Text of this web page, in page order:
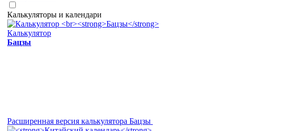
Калькуляторы и календари
Калькулятор
Бацзы
Расширенная версия калькулятора Бацзы